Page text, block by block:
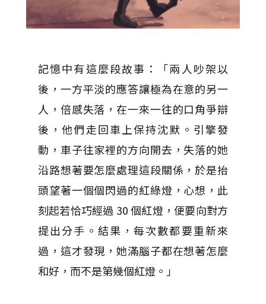
記憶中有這麼段故事：「兩人吵架以
後，一方平淡的應答讓極為在意的另一
人，倍感失落，在一來一往的口角爭辯
後，他們走回車上保持沈默。引擎發
動，車子往家裡的方向開去，失落的她
沿路想著要怎麼處理這段關係，於是抬
頭望著一個個閃過的紅綠燈，心想，此
刻起若恰巧經過 30個紅燈，便要向對方
提出分手。結果，每次數都要重新來
過，這才發現，她滿腦子都在想著怎麼
和好，而不是第幾個紅燈。」